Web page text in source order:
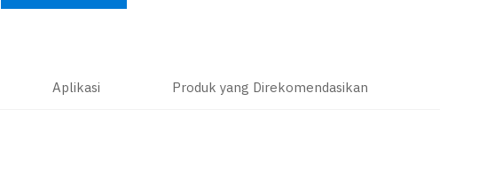
Aplikasi Produk yang Direkomendasikan